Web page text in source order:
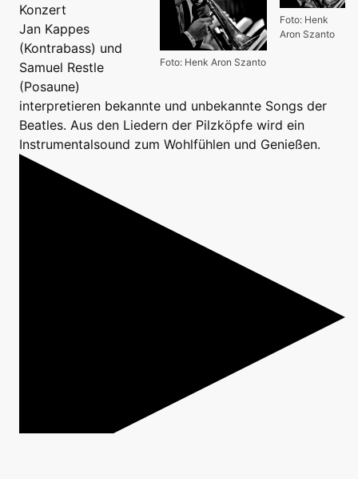
Foto: Henk
Aron Szanto
Foto: Henk Aron Szanto
Konzert
Jan Kappes
(Kontrabass) und
Samuel Restle
(Posaune)
interpretieren bekannte und unbekannte Songs der
Beatles. Aus den Liedern der Pilzköpfe wird ein
Instrumentalsound zum Wohlfühlen und Genießen.